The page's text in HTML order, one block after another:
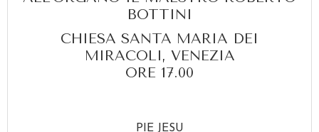
BOTTINI
CHIESA SANTA MARIA DEI
MIRACOLI, VENEZIA
ORE 17.00
PIE JESU